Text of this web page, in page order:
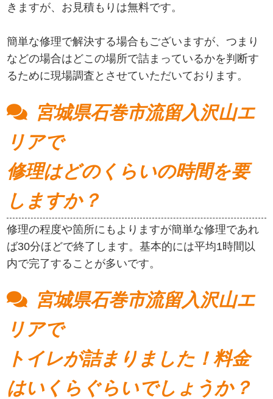
きますが、お見積もりは無料です。
簡単な修理で解決する場合もございますが、つまり
などの場合はどこの場所で詰まっているかを判断す
るために現場調査とさせていただいております。
宮城県石巻市流留入沢山エ
リアで
修理はどのくらいの時間を要
しますか？
修理の程度や箇所にもよりますが簡単な修理であれ
ば30分ほどで終了します。基本的には平均1時間以
内で完了することが多いです。
宮城県石巻市流留入沢山エ
リアで
トイレが詰まりました！料金
はいくらぐらいでしょうか？